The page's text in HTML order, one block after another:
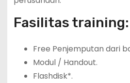
Fasilitas training:
Free Penjemputan dari
Modul / Handout.
Flashdisk*.